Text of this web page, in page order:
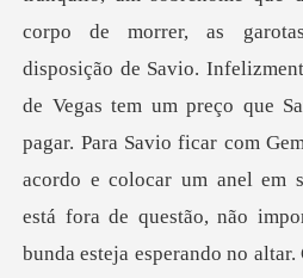
pagar. Para Savio ficar com
acordo e colocar um anel em
está fora de questão, não
bunda esteja esperando no